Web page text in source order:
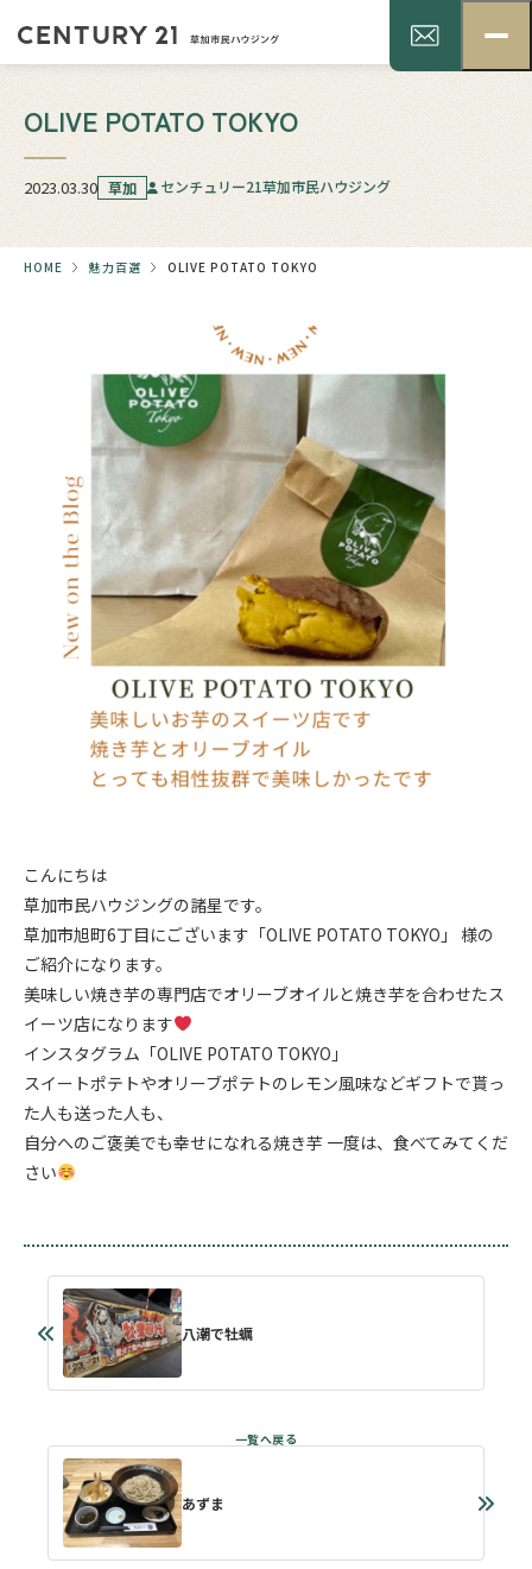
OLIVE POTATO TOKYO
2023.03.30 草加 センチュリー21草加市民ハウジング
HOME 魅力百選 OLIVE POTATO TOKYO
こんにちは
草加市民ハウジングの諸星です。
草加市旭町6丁目にございます「OLIVE POTATO TOKYO」 様の
ご紹介になります。
美味しい焼き芋の専門店でオリーブオイルと焼き芋を合わせたス
イーツ店になります
インスタグラム「OLIVE POTATO TOKYO」
スイートポテトやオリーブポテトのレモン風味などギフトで貰っ
た人も送った人も、
自分へのご褒美でも幸せになれる焼き芋 一度は、食べてみてくだ
さい
八潮で牡蠣
あずま